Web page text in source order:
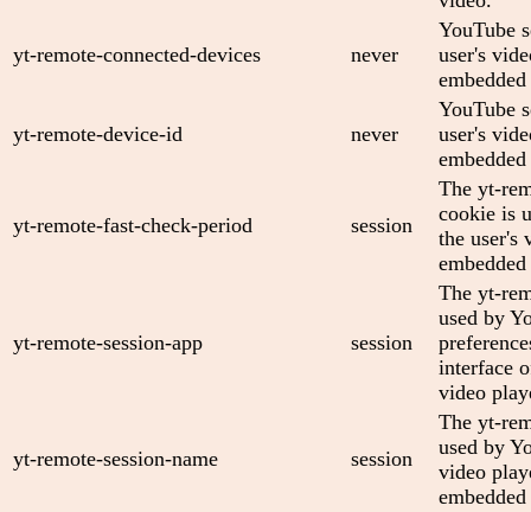
yt-remote-connected-devices never
YouTube
user's
yt-remote-device-id never
YouTube
user's
yt-remote-fast-check-period session
The yt-
cookie is
the user's
yt-remote-session-app session
The yt-
used by
interface
video
yt-remote-session-name session
The yt-
used by
video